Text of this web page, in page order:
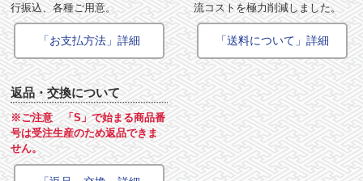
行振込、各種ご用意。
「お支払方法」詳細
流コストを極力削減しました。
「送料について」詳細
返品・交換について
※ご注意 「S」で始まる商品番
号は受注生産のため返品できま
せん。